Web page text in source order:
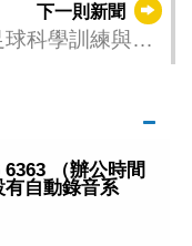
下一則新聞
科學訓練與比
（辦公時間
有自動錄音系